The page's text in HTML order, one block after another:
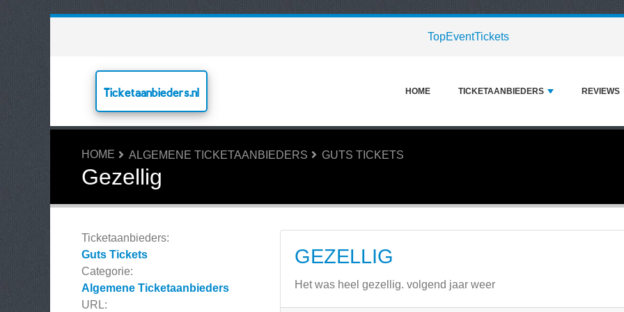
TopEventTickets
Ticketaanbieders.nl HOME TICKETAANBIEDERS REVIEWS
HOME ALGEMENE TICKETAANBIEDERS GUTS TICKETS
Gezellig
Ticketaanbieders:
Guts Tickets
Categorie:
Algemene Ticketaanbieders
URL:
GEZELLIG
Het was heel gezellig. volgend jaar weer